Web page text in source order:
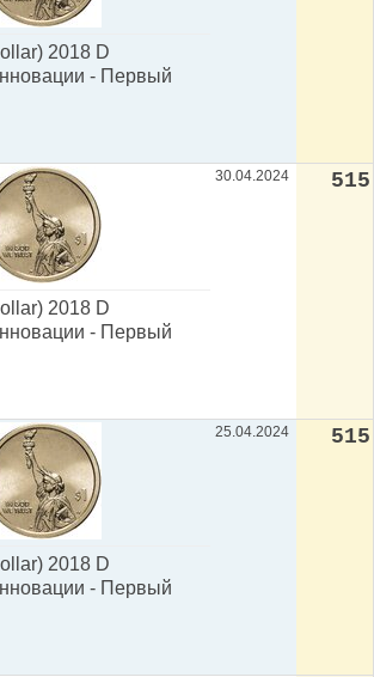
2018 D
- Первый
2018 D
- Первый
30.04.2024 515
2018 D
- Первый
25.04.2024 515